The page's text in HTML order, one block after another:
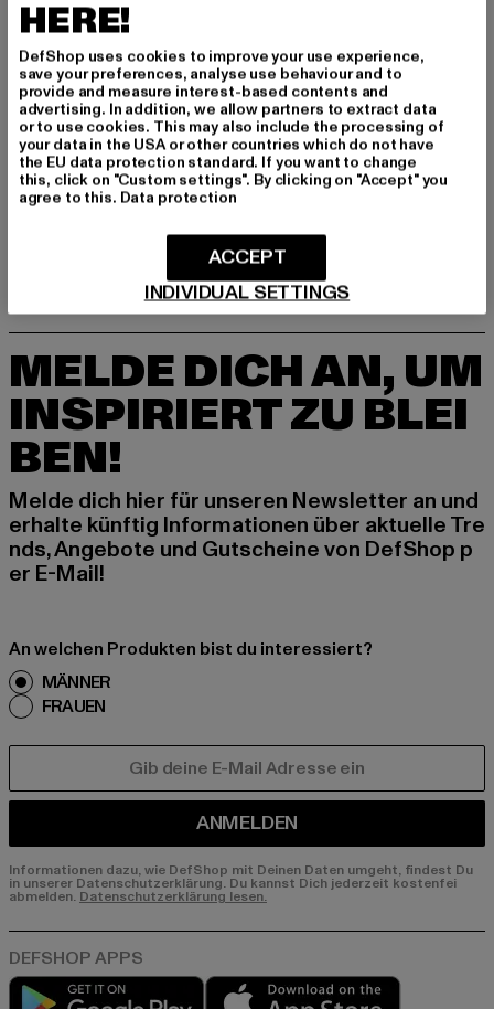
MOROTAI
Morotai Performance Basic T-Shirt
MOROTAI
Training Dry
MELDE DICH AN, UM
INSPIRIERT ZU BLEI
BEN!
Melde dich hier für unseren Newsletter an und
erhalte künftig Informationen über aktuelle Tre
nds, Angebote und Gutscheine von DefShop p
er E-Mail!
An welchen Produkten bist du interessiert?
MÄNNER
FRAUEN
ANMELDEN
Informationen dazu, wie DefShop mit Deinen Daten umgeht, findest Du
in unserer Datenschutzerklärung. Du kannst Dich jederzeit kostenfei
abmelden. Datenschutzerklärung lesen.
Play market
HERE!
DefShop uses cookies to improve your use experience,
save your preferences, analyse use behaviour and to
provide and measure interest-based contents and
advertising. In addition, we allow partners to extract data
or to use cookies. This may also include the processing of
your data in the USA or other countries which do not have
the EU data protection standard. If you want to change
this, click on "Custom settings". By clicking on "Accept" you
agree to this. Data protection
INDIVIDUAL SETTINGS
ACCEPT